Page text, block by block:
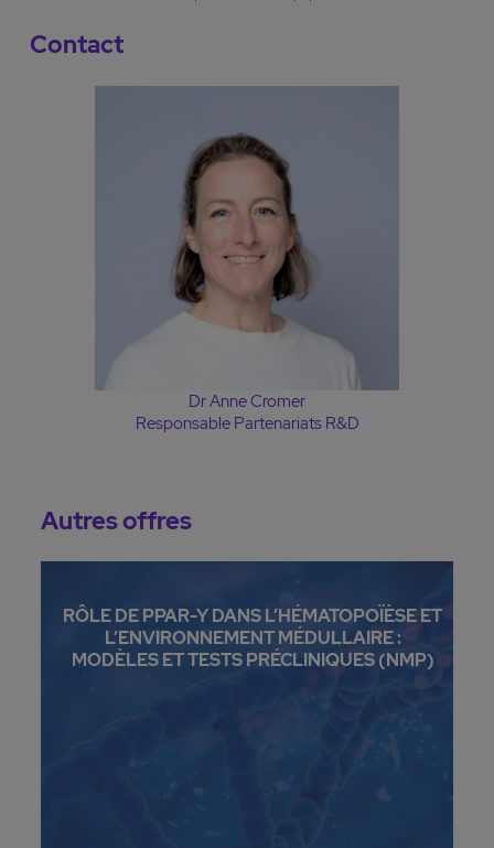
Contact
Dr Anne Cromer
Responsable Partenariats R&D
Autres offres
RÔLE DE PPAR-Y DANS L’HÉMATOPOÏÈSE ET
L’ENVIRONNEMENT MÉDULLAIRE :
MODÈLES ET TESTS PRÉCLINIQUES (NMP)